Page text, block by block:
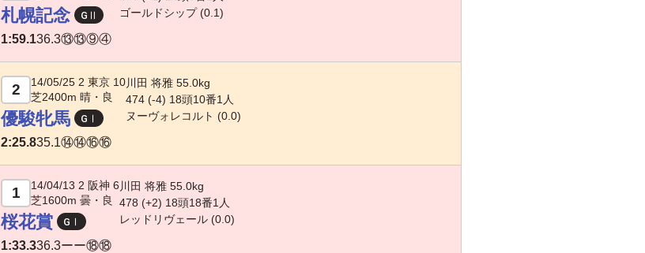
札幌記念
1:59.136.3⑬⑬⑨④
ゴールドシップ(0.1)
2
14/05/25 2 東京 10
芝2400m 晴・良
優駿牝馬
2:25.835.1⑭⑭⑯⑯
川田 将雅 55.0kg
474 (-4) 18頭10番1人
ヌーヴォレコルト (0.0)
1
14/04/13 2 阪神 6
芝1600m 曇・良
桜花賞
1:33.336.3ーー⑱⑱
川田 将雅 55.0kg
478 (+2) 18頭18番1人
レッドリヴェール (0.0)